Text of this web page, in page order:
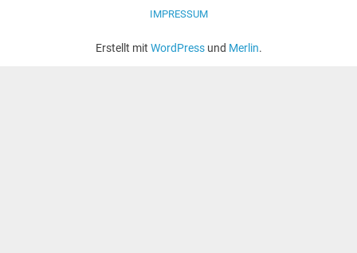
IMPRESSUM
Erstellt mit WordPressund Merlin.